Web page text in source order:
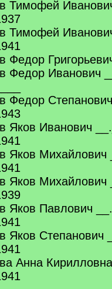
Тимофей
Тимофей
Федор
Федор Иванович
Федор
Яков Иванович
Яков Михайлович
Яков Михайлович
Яков Павлович
Яков Степанович
Анна